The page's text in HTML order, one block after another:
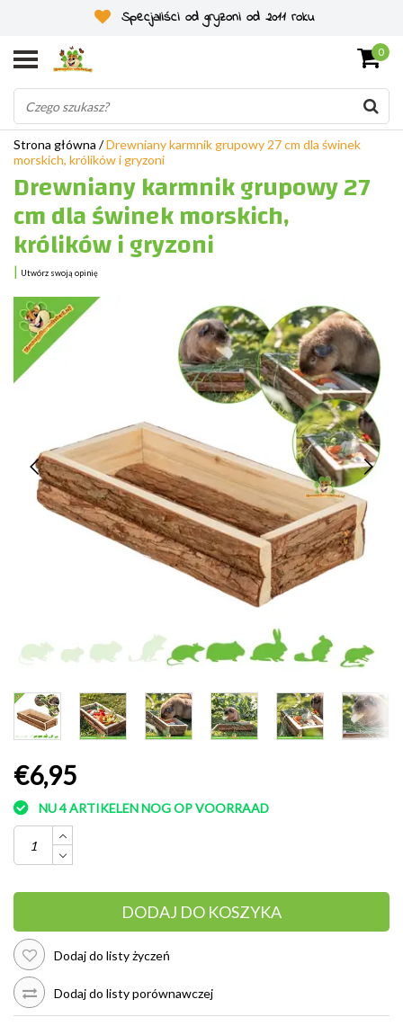
Specjaliści od gryzoni od 2011 roku
0
Strona główna /Drewniany karmnik grupowy 27 cm dla świnek
morskich, królików i gryzoni
Drewniany karmnik grupowy 27
cm dla świnek morskich,
królików i gryzoni
| Utwórz swoją opinię
€6,95
NU 4 ARTIKELEN NOG OP VOORRAAD
DODAJ DO KOSZYKA
Dodaj do listy życzeń
Dodaj do listy porównawczej